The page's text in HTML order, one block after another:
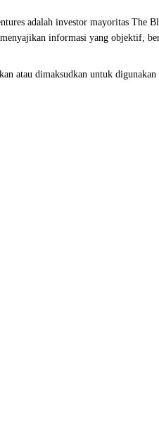
adalah investor mayoritas The
informasi yang objektif,
dimaksudkan untuk digunakan